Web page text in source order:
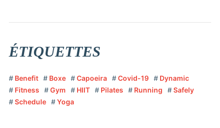
ÉTIQUETTES
Benefit Boxe Capoeira Covid-19
Dynamic
Fitness
Gym HIIT Pilates Running
Safely
Schedule
Yoga